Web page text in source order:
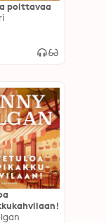
polttavaa